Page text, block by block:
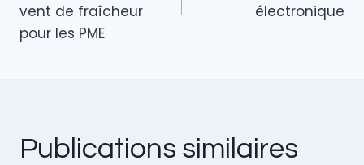
l’article
vent de fraîcheur
pour les PME
électronique
Publications similaires